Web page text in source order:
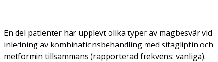
En del patienter har upplevt olika typer av magbesvär vid
inledning av kombinationsbehandling med sitagliptin och
metformin tillsammans (rapporterad frekvens: vanliga).